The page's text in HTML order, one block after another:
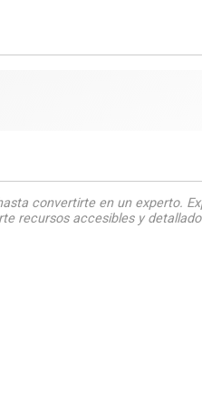
convertirte en un experto.
recursos accesibles y